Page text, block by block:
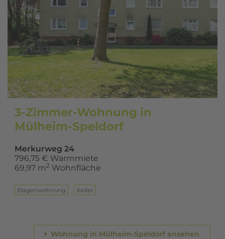
3-Zimmer-Wohnung in
Mülheim-Speldorf
Merkurweg 24
796,75 € Warmmiete
69,97 m2 Wohnfläche
Eta­gen­woh­nung Keller
Wohnung in Mülheim-Speldorf ansehen